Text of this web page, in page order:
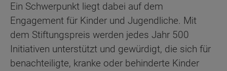
Ein Schwerpunkt liegt dabei auf dem
Engagement für Kinder und Jugendliche. Mit
dem Stiftungspreis werden jedes Jahr 500
Initiativen unterstützt und gewürdigt, die sich für
benachteiligte, kranke oder behinderte Kinder